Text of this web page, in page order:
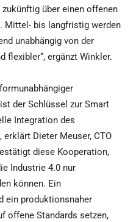
über einen offenen
Mittel- bis langfristig werden
unabhängig von der
flexibler“, ergänzt Winkler.
der Schlüssel zur Smart
Integration des
erklärt Dieter Meuser, CTO
diese Kooperation,
Industrie 4.0 nur
können. Ein
ein produktionsnaher
offene Standards setzen,